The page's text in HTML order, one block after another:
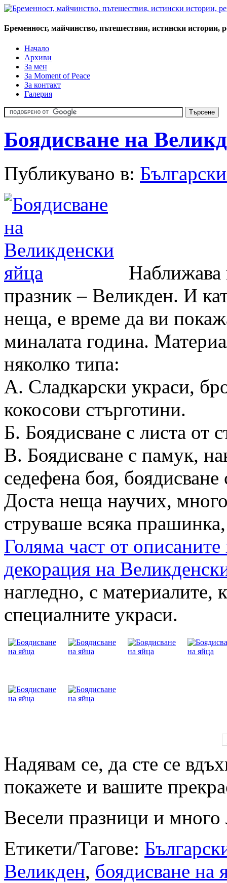
Бременност, майчинство, пътешествия, истински истории,
Начало
Архиви
За мен
За Moment of Peace
За контакт
Галерия
Боядисване на
Публикувано в:
празник – Великден. И
неща, е време да ви
миналата година.
няколко типа:
А. Сладкарски украси,
кокосови стърготини.
Б. Боядисване с листа от
В. Боядисване с памук,
седефена боя, боядисване
Доста неща научих,
струваше всяка
Голяма част от
декорация на
нагледно, с материалите,
специалните украси.
Надявам се, да сте се
покажете и вашите
Весели празници и
Етикети/Тагове:
Великден, боядисване на